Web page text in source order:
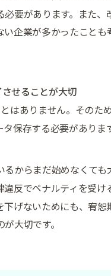
要があります。また
企業が多かったこと
せることが大切
はありません。そのた
保存する必要がありま
るからまだ始めなくて
反でペナルティを受け
げないためにも、宥
大切です。